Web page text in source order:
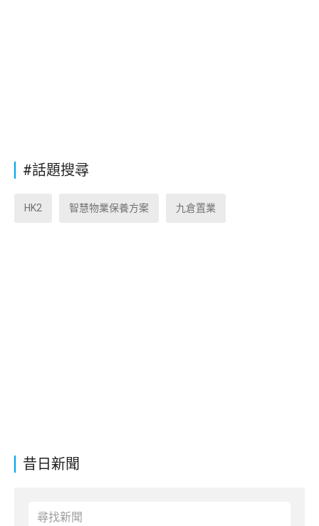
昔日新聞
#話題搜尋
HK2 智慧物業保養方案 九倉置業